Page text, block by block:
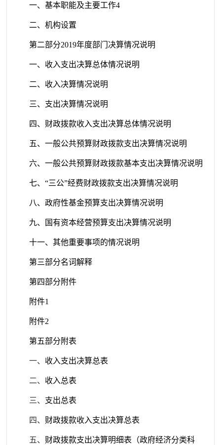
一、基本职能及主要工作4
二、机构设置
第二部分2019年度部门决算情况说明
一、 收入支出决算总体情况说明
二、 收入决算情况说明
三、 支出决算情况说明
四、财政拨款收入支出决算总体情况说明
五、一般公共预算财政拨款支出决算情况说明
六、一般公共预算财政拨款基本支出决算情况说明
七、“三公”经费财政拨款支出决算情况说明
八、政府性基金预算支出决算情况说明
九、 国有资本经营预算支出决算情况说明
十一、其他重要事项的情况说明
第三部分名词解释
第四部分 附件
附件1
附件2
第五部分 附表
一、 收入支出决算总表
二、 收入总表
三、 支出总表
四、 财政拨款收入支出决算总表
五、 财政拨款支出决算明细表（政府经济分类科